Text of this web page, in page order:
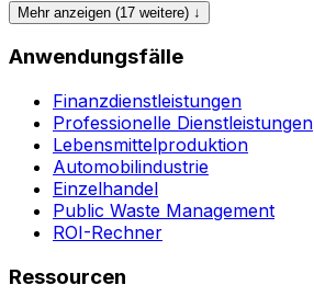
Mehr anzeigen (17 weitere) ↓
Anwendungsfälle
Finanzdienstleistungen
Professionelle Dienstleistungen
Lebensmittelproduktion
Automobilindustrie
Einzelhandel
Public Waste Management
ROI-Rechner
Ressourcen